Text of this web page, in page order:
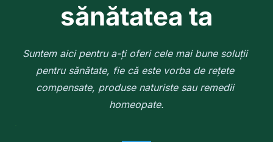
sănătatea ta
Suntem aici pentru a-ți oferi cele mai bune soluții
pentru sănătate, fie că este vorba de rețete
compensate, produse naturiste sau remedii
homeopate.